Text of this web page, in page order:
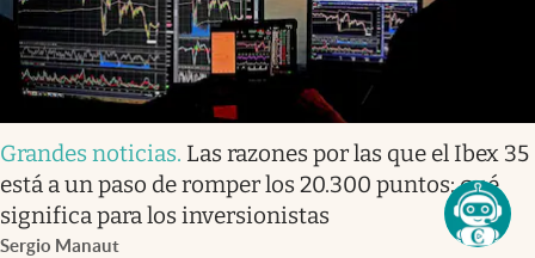
Grandes noticias. Las razones por las que el Ibex 35
está a un paso de romper los 20.300 puntos: qué
significa para los inversionistas
Sergio Manaut